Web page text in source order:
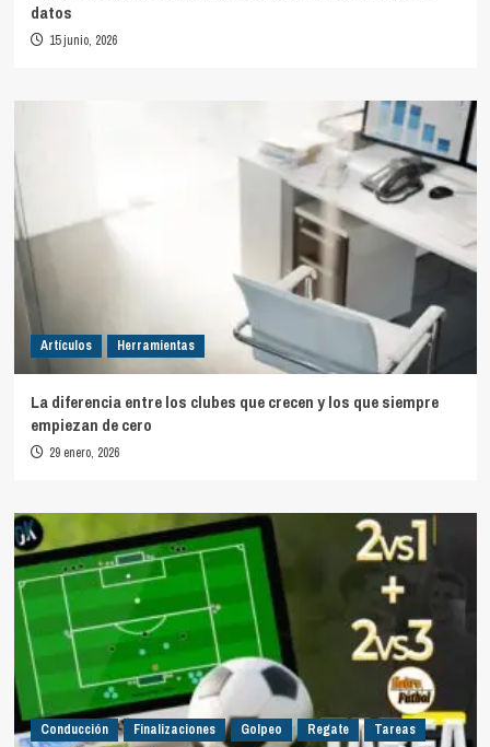
datos
15 junio, 2026
Artículos Herramientas
La diferencia entre los clubes que crecen y los que siempre
empiezan de cero
29 enero, 2026
Conducción Finalizaciones Golpeo Regate
Tareas